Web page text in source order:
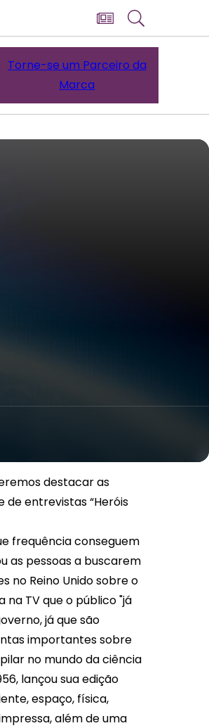
Torne-se um Parceiro da
Marca
destacar as
de entrevistas “Heróis
frequência conseguem
as pessoas a buscarem
no Reino Unido sobre o
TV que o público "já
já que são
importantes sobre
no mundo da ciência
lançou sua edição
espaço, física,
além de uma